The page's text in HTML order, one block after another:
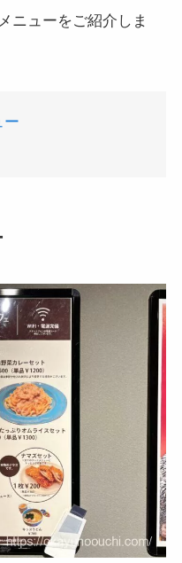
ニューをご紹介しま
ー